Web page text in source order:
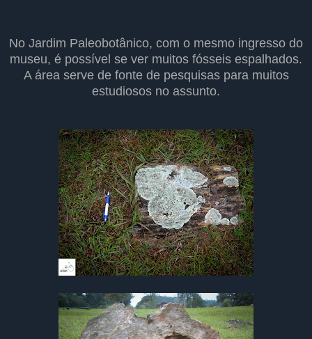
No Jardim Paleobotânico, com o mesmo ingresso do
museu, é possível se ver muitos fósseis espalhados.
A área serve de fonte de pesquisas para muitos
estudiosos no assunto.